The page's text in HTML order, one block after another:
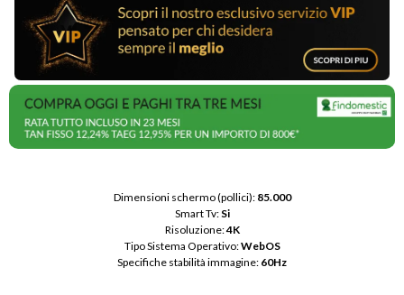
Dimensioni schermo (pollici): 85.000
Smart Tv: Si
Risoluzione: 4K
Tipo Sistema Operativo: WebOS
Specifiche stabilità immagine: 60Hz